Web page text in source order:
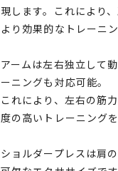
現します。これにより
より効果的なトレーニ
アームは左右独立して
ーニングも対応可能。
これにより、左右の筋
度の高いトレーニングを
ショルダープレスは肩